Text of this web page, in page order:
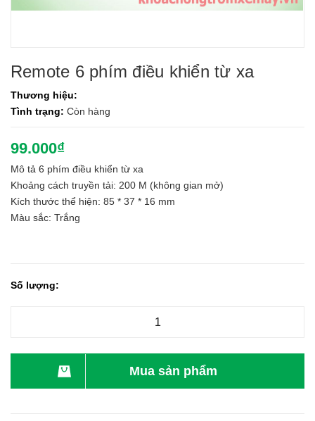
Remote 6 phím điều khiển từ xa
Thương hiệu:
Tình trạng: Còn hàng
99.000₫
Mô tả 6 phím điều khiển từ xa
Khoảng cách truyền tải: 200 M (không gian mở)
Kích thước thể hiện: 85 * 37 * 16 mm
Màu sắc: Trắng
Số lượng:
Mua sản phẩm